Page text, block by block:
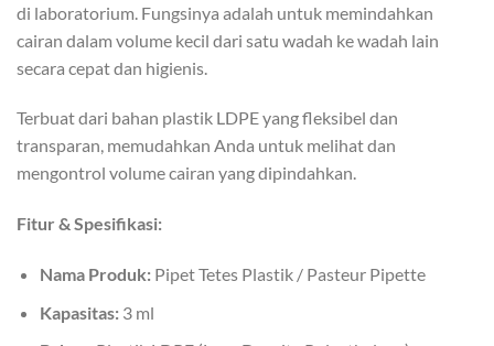
di laboratorium. Fungsinya adalah untuk memindahkan
cairan dalam volume kecil dari satu wadah ke wadah lain
secara cepat dan higienis.
Terbuat dari bahan plastik LDPE yang fleksibel dan
transparan, memudahkan Anda untuk melihat dan
mengontrol volume cairan yang dipindahkan.
Fitur & Spesifikasi:
Nama Produk:Pipet Tetes Plastik / Pasteur Pipette
Kapasitas:3 ml